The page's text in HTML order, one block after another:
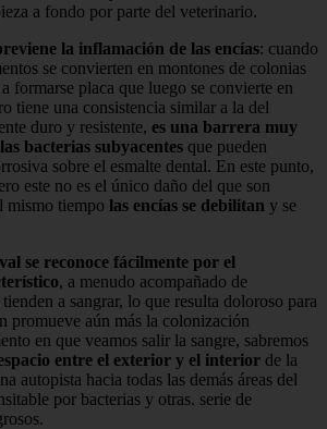
a fondo por parte del veterinario.
la inflamación de las encías: cuando
se convierten en montones de colonias
formarse placa que luego se convierte en
tiene una consistencia similar a la del
duro y resistente, es una barrera muy
bacterias subyacentes que pueden
sobre el esmalte dental. En este punto,
este no es el único daño del que son
mismo tiempo las encías se debilitan y se
se reconoce fácilmente por el
, a menudo acompañado de
a sangrar, lo que resulta doloroso para
promueve aún más la colonización
en que veamos salir la sangre, sabremos
entre el exterior y el interior de la
autopista hacia todas las demás áreas del
por bacterias y otras. serie de